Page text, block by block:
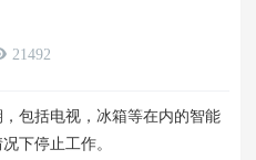
21492
包括电视，冰箱等在内的智能
下停止工作。